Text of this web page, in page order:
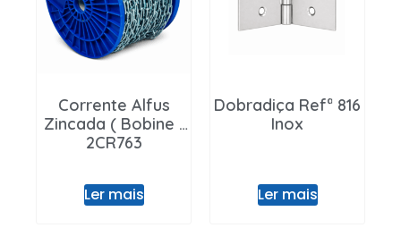
Corrente Alfus
Zincada ( Bobine )
2CR763
Ler mais
Dobradiça Refª 816
Inox
Ler mais